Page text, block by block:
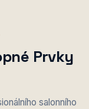
Prvky
salonního